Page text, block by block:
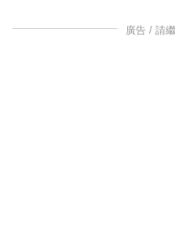
廣告 / 請